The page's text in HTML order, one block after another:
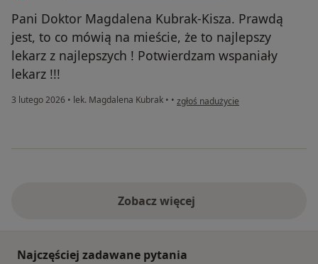
Pani Doktor Magdalena Kubrak-Kisza. Prawdą
jest, to co mówią na mieście, że to najlepszy
lekarz z najlepszych ! Potwierdzam wspaniały
lekarz !!!
3 lutego 2026 • lek. Magdalena Kubrak • • w opinii użytkownika Piotr
zgłoś nadużycie
Zobacz więcej
Najczęściej zadawane pytania